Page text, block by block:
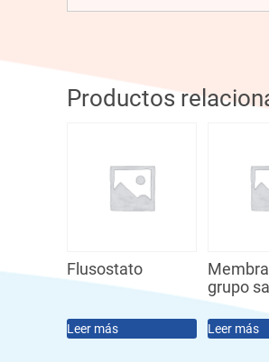
Productos
Flusostato
Leer más
grupo
Leer más